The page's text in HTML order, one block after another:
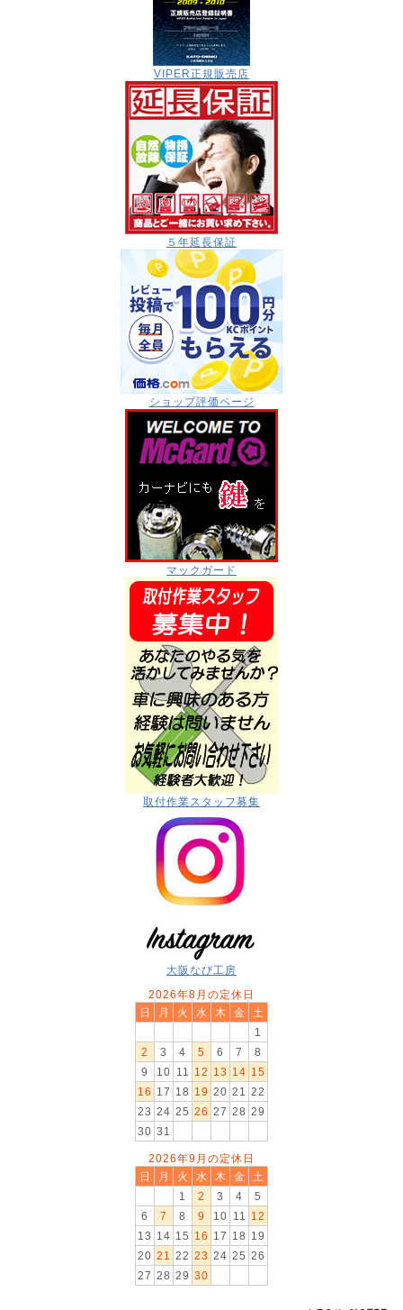
VIPER正規販売店
５年延長保証
ショップ評価ページ
マックガード
取付作業スタッフ募集
大阪なび工房
2026年8月の定休日
日
月 火 水 木 金
土
1
2
3 4 5 6 7
8
9
10 11 12 13 14 15
16
17 18 19 20 21
22
23 24 25 26 27 28 29
30 31
2026年9月の定休日
日
月 火 水 木 金
土
1
2 3 4
5
6
7 8 9 10 11
12
13
14 15 16 17 18
19
20 21 22 23 24 25 26
27 28 29 30